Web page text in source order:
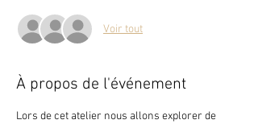
Voir tout
À propos de l'événement
Lors de cet atelier nous allons explorer de